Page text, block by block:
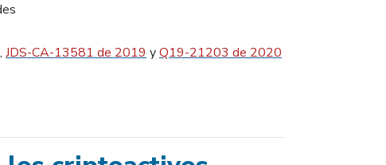
, JDS-CA-13581 de 2019 yQ19-21203 de 2020